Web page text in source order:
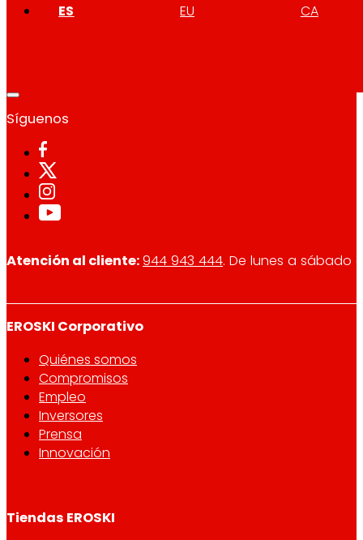
ES EU CA
Síguenos
Atención al cliente:944 943 444. De lunes a sábado
EROSKI Corporativo
Quiénes somos
Compromisos
Empleo
Inversores
Prensa
Innovación
Tiendas EROSKI